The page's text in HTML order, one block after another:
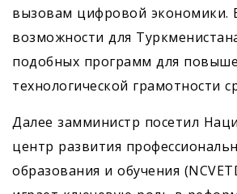
вызовам цифровой экономики.
возможности для
подобных программ для
технологической грамотности
Далее замминистр посетил
центр развития
образования и обучения